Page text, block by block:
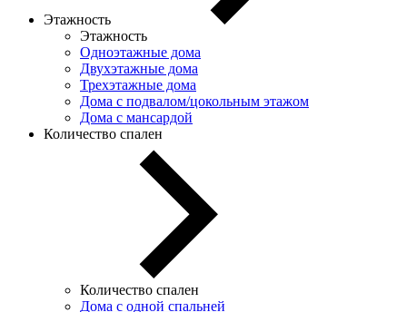
Этажность
Этажность
Одноэтажные дома
Двухэтажные дома
Трехэтажные дома
Дома с подвалом/цокольным этажом
Дома с мансардой
Количество спален
Количество спален
Дома с одной спальней